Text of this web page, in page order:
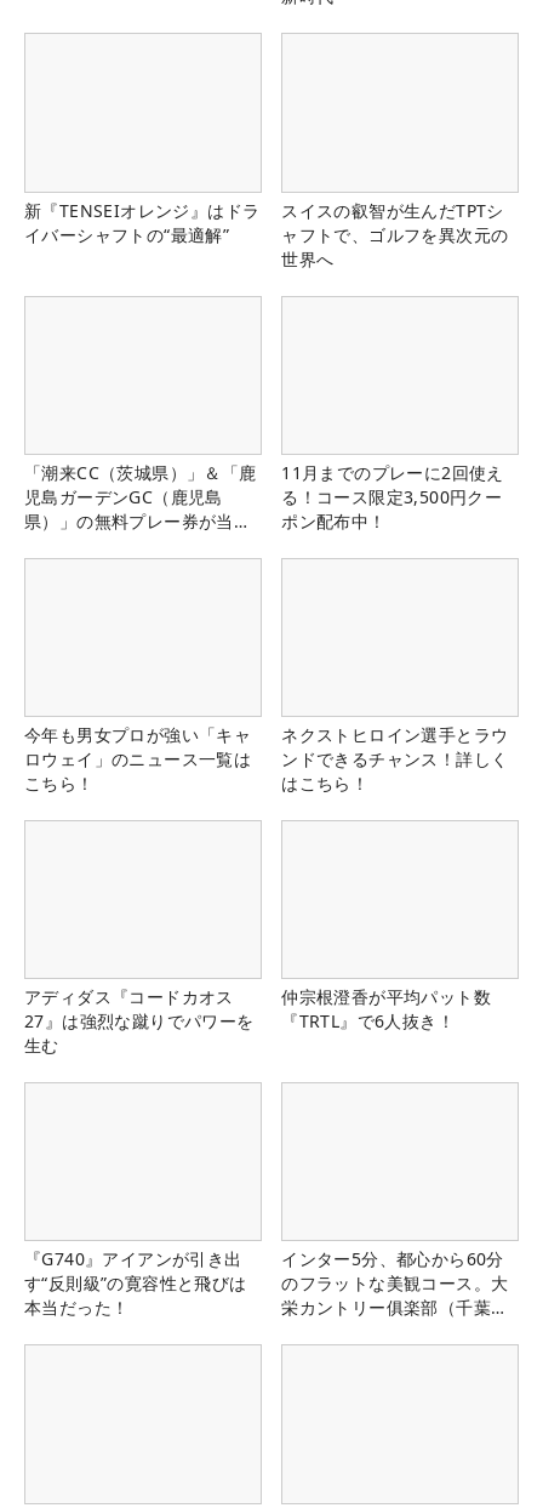
新『TENSEIオレンジ』はドラ
イバーシャフトの“最適解”
スイスの叡智が生んだTPTシ
ャフトで、ゴルフを異次元の
世界へ
「潮来CC（茨城県）」＆「鹿
児島ガーデンGC（鹿児島
県）」の無料プレー券が当た
11月までのプレーに2回使え
る！コース限定3,500円クー
ポン配布中！
今年も男女プロが強い「キャ
ロウェイ」のニュース一覧は
こちら！
ネクストヒロイン選手とラウ
ンドできるチャンス！詳しく
はこちら！
アディダス『コードカオス
27』は強烈な蹴りでパワーを
生む
仲宗根澄香が平均パット数
『TRTL』で6人抜き！
『G740』アイアンが引き出
す“反則級”の寛容性と飛びは
本当だった！
インター5分、都心から60分
のフラットな美観コース。大
栄カントリー俱楽部（千葉